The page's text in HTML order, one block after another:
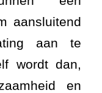
aansluitend
aan te
wordt dan,
en